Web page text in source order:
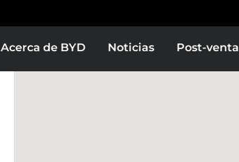
Acerca de BYD Noticias Post-venta